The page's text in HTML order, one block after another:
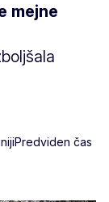
mejne
Predviden čas